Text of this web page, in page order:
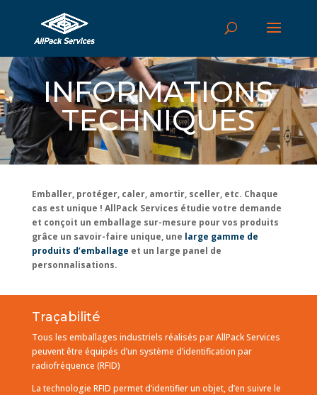
INFORMATIONS
TECHNIQUES
Emballer, protéger, caler, amortir, sceller, etc. Chaque
cas est unique ! AllPack Services étudie votre demande
et conçoit un emballage sur-mesure pour vos produits
grâce un savoir-faire unique, une large gamme de
produits d’emballage et un large panel de
personnalisations.
Traçabilité
Tous les emballages industriels réalisés par AllPack Services
peuvent être équipés d’un système d’identification par
radiofréquence (RFID)
La technologie RFID permet d’identifier un objet, d’en suivre le